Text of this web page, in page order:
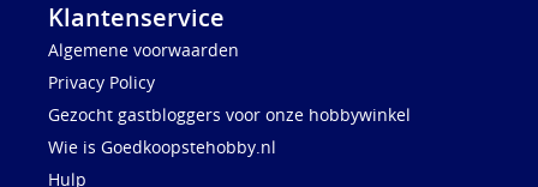
Klantenservice
Algemene voorwaarden
Privacy Policy
Gezocht gastbloggers voor onze hobbywinkel
Wie is Goedkoopstehobby.nl
Hulp